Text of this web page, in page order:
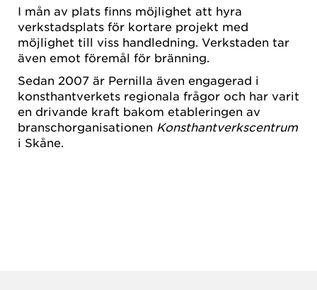
I mån av plats finns möjlighet att hyra
verkstadsplats för kortare projekt med
möjlighet till viss handledning. Verkstaden tar
även emot föremål för bränning.
Sedan 2007 är Pernilla även engagerad i
konsthantverkets regionala frågor och har varit
en drivande kraft bakom etableringen av
branschorganisationen Konsthantverkscentrum
i Skåne.